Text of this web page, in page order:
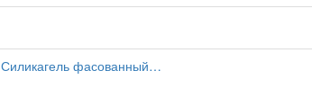
Силикагель фасованный…